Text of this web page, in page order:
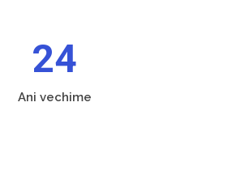
24
Ani vechime